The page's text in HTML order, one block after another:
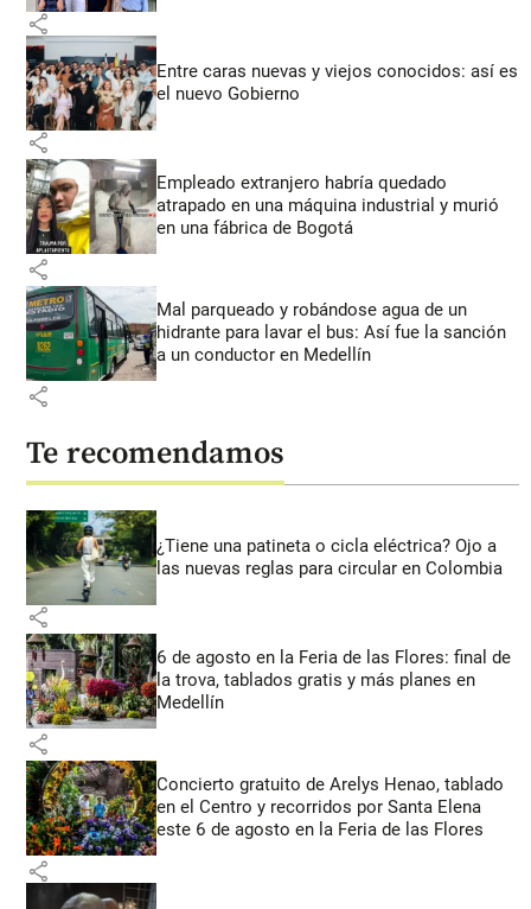
share
Entre caras nuevas y viejos conocidos: así es
el nuevo Gobierno
share
Empleado extranjero habría quedado
atrapado en una máquina industrial y murió
en una fábrica de Bogotá
share
Mal parqueado y robándose agua de un
hidrante para lavar el bus: Así fue la sanción
a un conductor en Medellín
share
Te recomendamos
¿Tiene una patineta o cicla eléctrica? Ojo a
las nuevas reglas para circular en Colombia
share
6 de agosto en la Feria de las Flores: final de
la trova, tablados gratis y más planes en
Medellín
share
Concierto gratuito de Arelys Henao, tablado
en el Centro y recorridos por Santa Elena
este 6 de agosto en la Feria de las Flores
share